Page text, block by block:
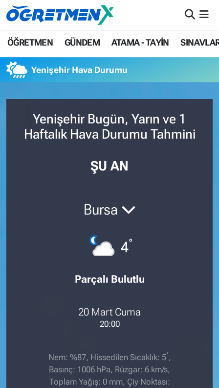
ÖĞRETMEN GÜNDEM ATAMA - TAYİN
Yenişehir Hava Durumu
Yenişehir Bugün, Yarın ve 1
Haftalık Hava Durumu Tahmini
ŞU AN
Bursa
4°
Parçalı Bulutlu
20 Mart Cuma
20:00
Nem: %87, Hissedilen Sıcaklık: 5° ,
Basınç: 1006 hPa, Rüzgar: 6 km/s,
Toplam Yağış: 0 mm, Çiy Noktası:
ÖĞRETMEN
SINAVLAR
HAYATIN İÇİNDEN
UZMAN ÖĞRETMENLİK
İstanbul Nöbetçi Eczaneler
İstanbul Trafik Yoğunluk Haritası
Süper Lig Puan Durumu ve Fikstür